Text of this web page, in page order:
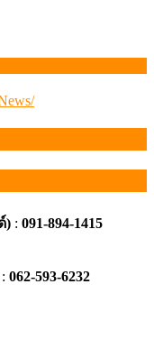
) : 091-894-1415
: 062-593-6232